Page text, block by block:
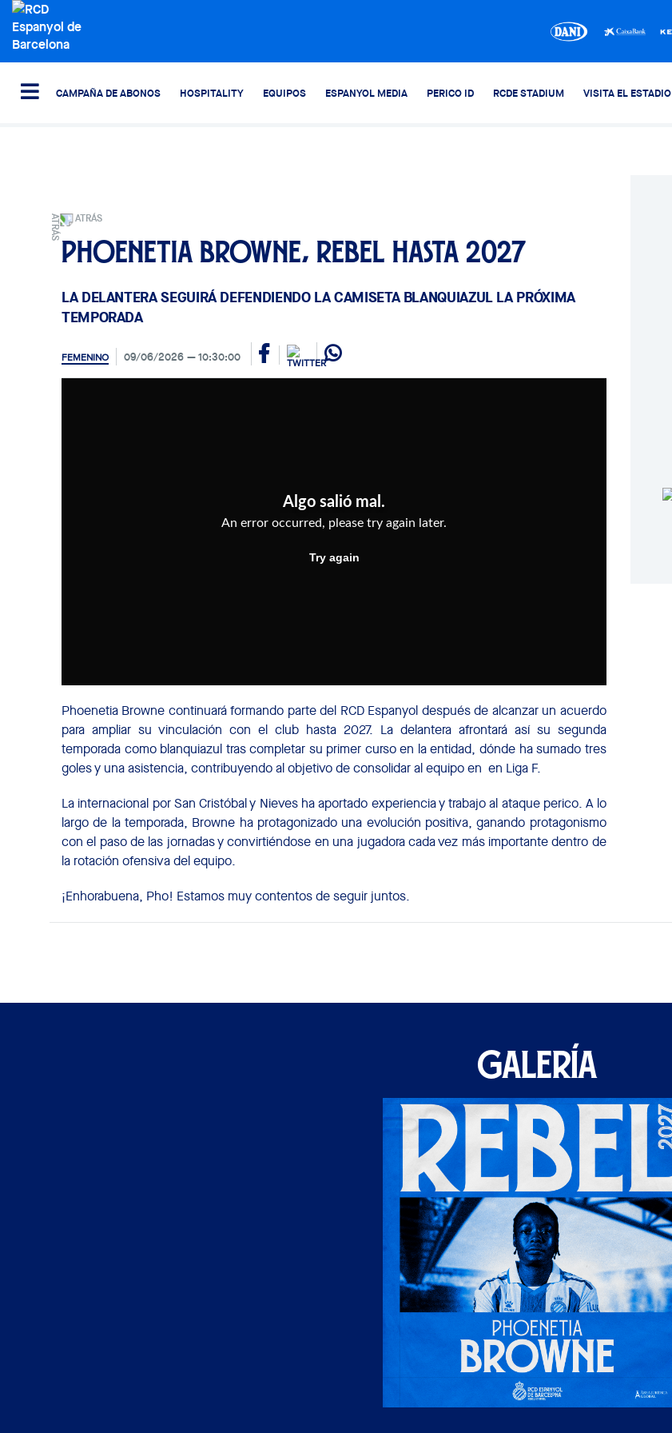
CAMPAÑA DE ABONOS HOSPITALITY EQUIPOS ESPANYOL MEDIA PERICO ID RCDE STADIUM VISITA EL ESTADIO
ATRÁS
Phoenetia Browne, Rebel hasta 2027
LA DELANTERA SEGUIRÁ DEFENDIENDO LA CAMISETA BLANQUIAZUL LA PRÓXIMA
TEMPORADA
FEMENINO 09/06/2026 10:30:00
Phoenetia Browne continuará formando parte del RCD Espanyol después de alcanzar un acuerdo
para ampliar su vinculación con el club hasta 2027. La delantera afrontará así su segunda
temporada como blanquiazul tras completar su primer curso en la entidad, dónde ha sumado tres
goles y una asistencia, contribuyendo al objetivo de consolidar al equipo en en Liga F.
La internacional por San Cristóbal y Nieves ha aportado experiencia y trabajo al ataque perico. A lo
largo de la temporada, Browne ha protagonizado una evolución positiva, ganando protagonismo
con el paso de las jornadas y convirtiéndose en una jugadora cada vez más importante dentro de
la rotación ofensiva del equipo.
¡Enhorabuena, Pho! Estamos muy contentos de seguir juntos.
GALERÍA